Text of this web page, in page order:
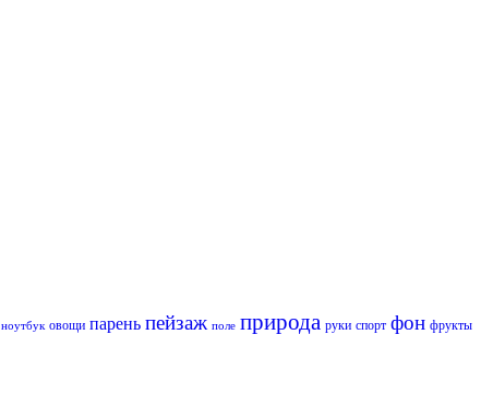
ноутбук овощи парень пейзаж поле природа руки спорт фон фрукты